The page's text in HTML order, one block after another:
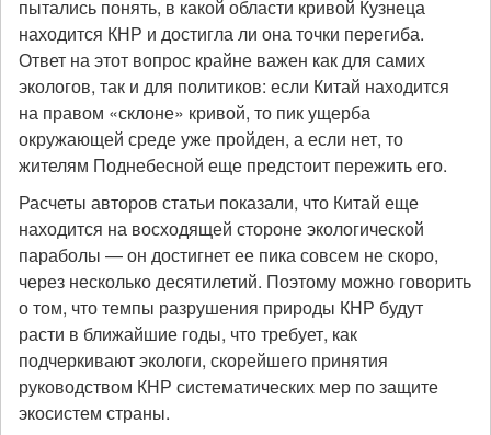
пытались понять, в какой области кривой Кузнеца
находится КНР и достигла ли она точки перегиба.
Ответ на этот вопрос крайне важен как для самих
экологов, так и для политиков: если Китай находится
на правом «склоне» кривой, то пик ущерба
окружающей среде уже пройден, а если нет, то
жителям Поднебесной еще предстоит пережить его.
Расчеты авторов статьи показали, что Китай еще
находится на восходящей стороне экологической
параболы — он достигнет ее пика совсем не скоро,
через несколько десятилетий. Поэтому можно говорить
о том, что темпы разрушения природы КНР будут
расти в ближайшие годы, что требует, как
подчеркивают экологи, скорейшего принятия
руководством КНР систематических мер по защите
экосистем страны.